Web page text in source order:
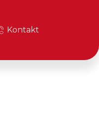
Kontakt